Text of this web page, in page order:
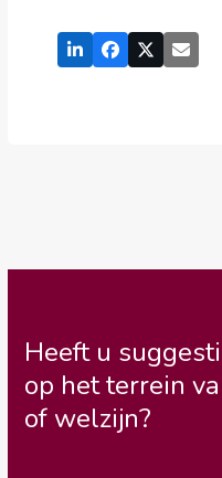
Heeft u
op het terrein
of welzijn?